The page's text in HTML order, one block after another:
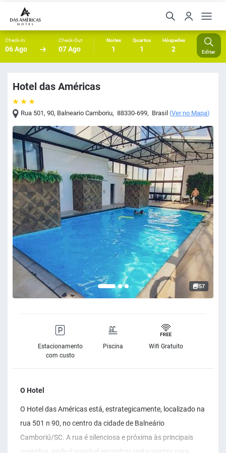
Check-In
06 Ago
Check-Out
07 Ago
Noites
1
Quartos
1
Hóspedes
2 Editar
Hotel das Américas
Rua 501, 90, Balneario Camboriu, 88330-699, Brasil (Ver no Mapa)
57
Estacionamento
com custo
Piscina Wifi Gratuito
O Hotel
O Hotel das Américas está, estrategicamente, localizado na
rua 501 n 90, no centro da cidade de Balneário
Camboriú/SC. A rua é silenciosa e próxima às principais